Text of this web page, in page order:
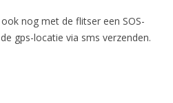
nog met de flitser een SOS-
gps-locatie via sms verzenden.